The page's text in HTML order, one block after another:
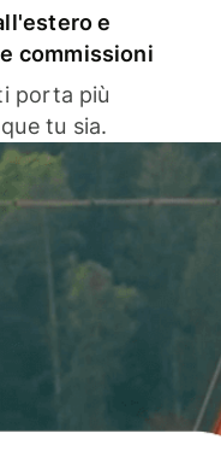
e
commissioni
porta più
tu sia.